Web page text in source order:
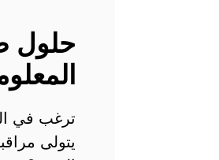
حلول
ترغب في
يتولى